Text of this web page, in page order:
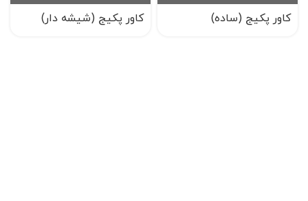
کاور پکیج (ساده) کاور پکیج (شیشه دار)